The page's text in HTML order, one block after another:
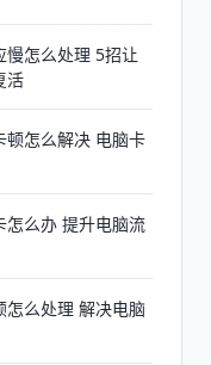
慢怎么处理 5招让
活
怎么解决 电脑卡
怎么办 提升电脑流
怎么处理 解决电脑